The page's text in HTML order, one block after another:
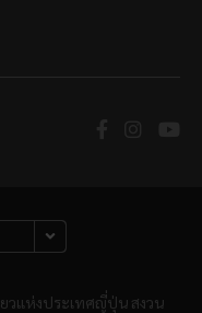
วแห่งประเทศญี่ปุ่น สงวน